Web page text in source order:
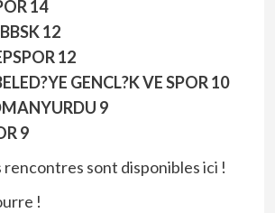
14
12
12
GENCL?K VE SPOR 10
9
9
rencontres sont disponiblesici !
!